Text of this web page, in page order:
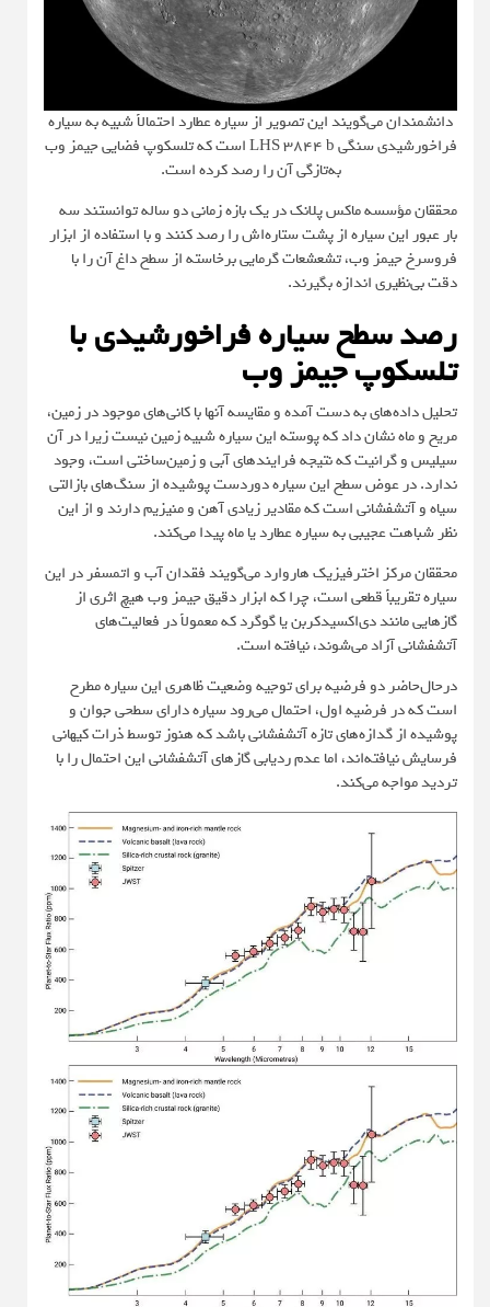
دانشمندان می‌گویند این تصویر از سیاره عطارد احتمالاً شبیه به سیاره
فراخورشیدی سنگی LHS 3844 b است که تلسکوپ فضایی جیمز وب
به‌تازگی آن را رصد کرده است.
محققان مؤسسه ماکس پلانک در یک بازه زمانی دو ساله توانستند سه
بار عبور این سیاره از پشت ستاره‌اش را رصد کنند و با استفاده از ابزار
فروسرخ جیمز وب، تشعشعات گرمایی برخاسته از سطح داغ آن را با
دقت بی‌نظیری اندازه بگیرند.
رصد سطح سیاره فراخورشیدی با
تلسکوپ جیمز وب
تحلیل داده‌های به دست آمده و مقایسه آنها با کانی‌های موجود در زمین،
مریخ و ماه نشان داد که پوسته این سیاره شبیه زمین نیست زیرا در آن
سیلیس و گرانیت که نتیجه فرایندهای آبی و زمین‌ساختی است، وجود
ندارد. در عوض سطح این سیاره دوردست پوشیده از سنگ‌های بازالتی
سیاه و آتشفشانی است که مقادیر زیادی آهن و منیزیم دارند و از این
نظر شباهت عجیبی به سیاره عطارد یا ماه پیدا می‌کند.
محققان مرکز اخترفیزیک هاروارد می‌گویند فقدان آب و اتمسفر در این
سیاره تقریباً قطعی است، چرا که ابزار دقیق جیمز وب هیچ اثری از
گازهایی مانند دی‌اکسیدکربن یا گوگرد که معمولاً در فعالیت‌های
آتشفشانی آزاد می‌شوند، نیافته است.
درحال‌حاضر دو فرضیه برای توجیه وضعیت ظاهری این سیاره مطرح
است که در فرضیه اول، احتمال می‌رود سیاره دارای سطحی جوان و
پوشیده از گدازه‌های تازه آتشفشانی باشد که هنوز توسط ذرات کیهانی
فرسایش نیافته‌اند، اما عدم ردیابی گازهای آتشفشانی این احتمال را با
تردید مواجه می‌کند.